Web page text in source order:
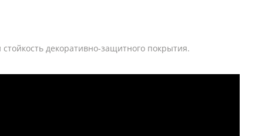
декоративно-защитного покрытия.